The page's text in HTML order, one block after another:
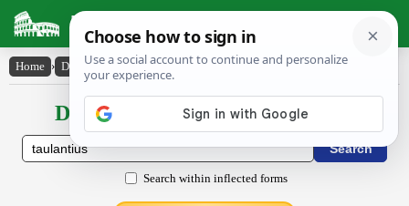
Latin Dictionary
Home › Declensions / Conjugations › Taulantĭus
Declensions / Conjugations latin
Search within inflected forms